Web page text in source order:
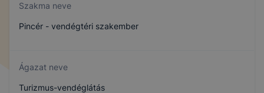
Szakma neve
Pincér - vendégtéri szakember
Ágazat neve
Turizmus-vendéglátás